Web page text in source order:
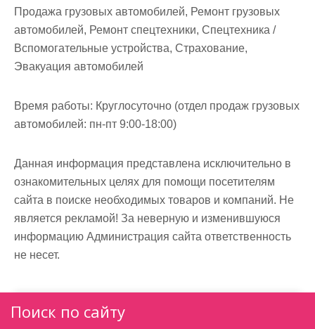
Продажа грузовых автомобилей, Ремонт грузовых
автомобилей, Ремонт спецтехники, Спецтехника /
Вспомогательные устройства, Страхование,
Эвакуация автомобилей
Время работы: Круглосуточно (отдел продаж грузовых
автомобилей: пн-пт 9:00-18:00)
Данная информация представлена исключительно в
ознакомительных целях для помощи посетителям
сайта в поиске необходимых товаров и компаний. Не
является рекламой! За неверную и изменившуюся
информацию Администрация сайта ответственность
не несет.
Поиск по сайту